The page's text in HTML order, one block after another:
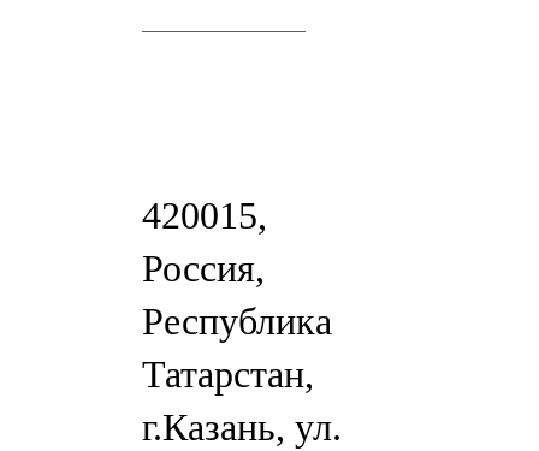
420015,
Россия,
Республика
Татарстан,
г.Казань, ул.